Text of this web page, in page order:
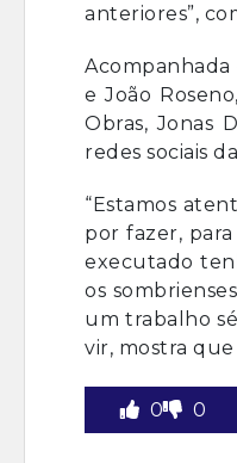
anteriores”,
Acompanhada
e João
Obras, Jonas
redes sociais
“Estamos
por fazer,
executado
os
um trabalho
vir, mostra
0 0